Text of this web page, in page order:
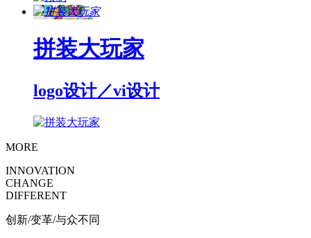
拼装大玩家
logo设计／vi设计
MORE
INNOVATION
CHANGE
DIFFERENT
创新/变革/与众不同